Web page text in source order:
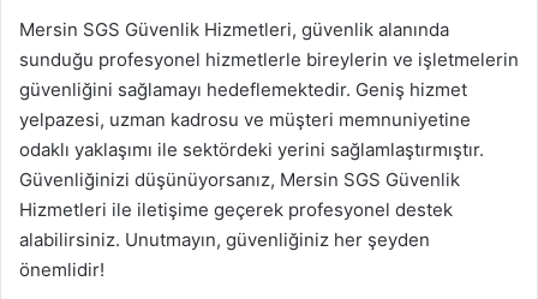
Mersin SGS Güvenlik Hizmetleri, güvenlik alanında
sunduğu profesyonel hizmetlerle bireylerin ve işletmelerin
güvenliğini sağlamayı hedeflemektedir. Geniş hizmet
yelpazesi, uzman kadrosu ve müşteri memnuniyetine
odaklı yaklaşımı ile sektördeki yerini sağlamlaştırmıştır.
Güvenliğinizi düşünüyorsanız, Mersin SGS Güvenlik
Hizmetleri ile iletişime geçerek profesyonel destek
alabilirsiniz. Unutmayın, güvenliğiniz her şeyden
önemlidir!